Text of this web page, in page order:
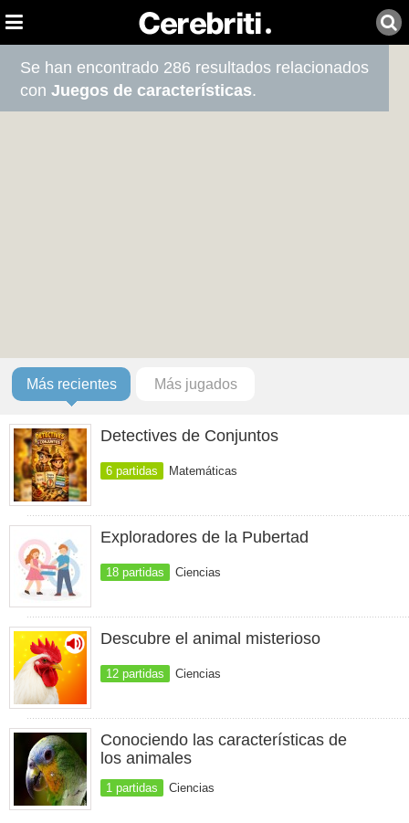
Se han encontrado 286 resultados relacionados
conJuegos de características.
Más recientes Más jugados
Detectives de Conjuntos
6 partidas Matemáticas
Exploradores de la Pubertad
18 partidas Ciencias
Descubre el animal misterioso
12 partidas Ciencias
Conociendo las características de
los animales
1 partidas Ciencias